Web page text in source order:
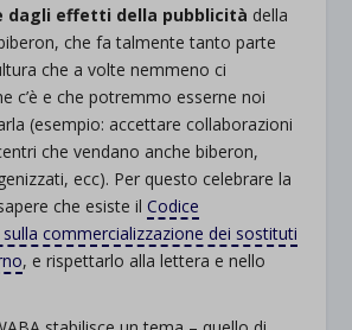
dagli effetti della pubblicità della
che fa talmente tanto parte
che a volte nemmeno ci
c’è e che potremmo esserne noi
(esempio: accettare collaborazioni
che vendano anche biberon,
ecc). Per questo celebrare la
che esiste ilCodice
commercializzazione dei sostituti
, e rispettarlo alla lettera e nello